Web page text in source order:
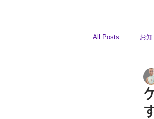
All Posts お